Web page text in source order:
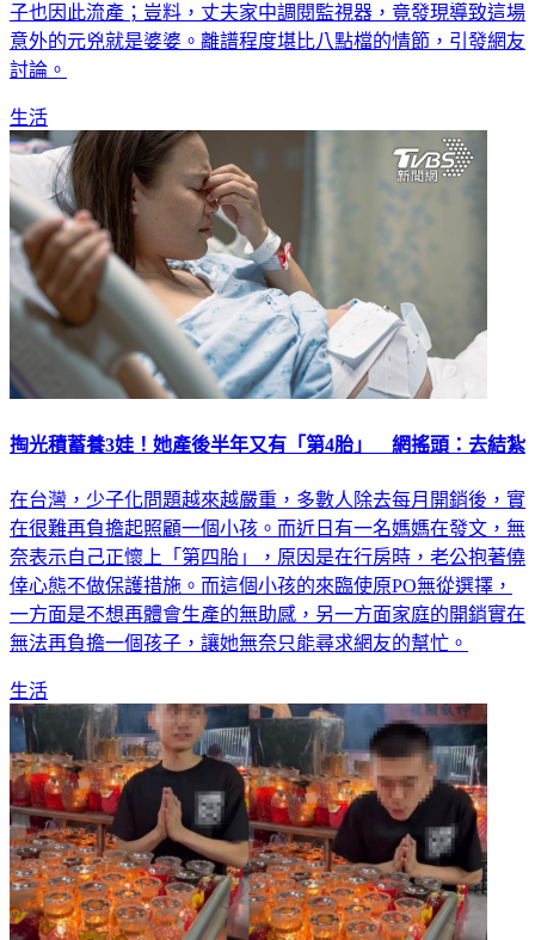
子也因此流產；豈料，丈夫家中調閱監視器，竟發現導致這場
意外的元兇就是婆婆。離譜程度堪比八點檔的情節，引發網友
討論。
生活
掏光積蓄養3娃！她產後半年又有「第4胎」 網搖頭：去結紮
在台灣，少子化問題越來越嚴重，多數人除去每月開銷後，實
在很難再負擔起照顧一個小孩。而近日有一名媽媽在發文，無
奈表示自己正懷上「第四胎」，原因是在行房時，老公抱著僥
倖心態不做保護措施。而這個小孩的來臨使原PO無從選擇，
一方面是不想再體會生產的無助感，另一方面家庭的開銷實在
無法再負擔一個孩子，讓她無奈只能尋求網友的幫忙。
生活